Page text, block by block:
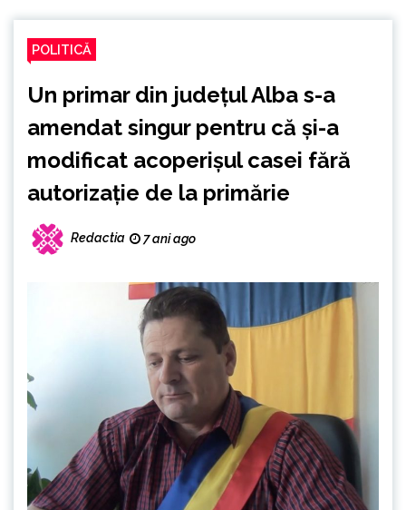
POLITICĂ
Un primar din județul Alba s-a
amendat singur pentru că și-a
modificat acoperișul casei fără
autorizație de la primărie
Redactia 7 ani ago